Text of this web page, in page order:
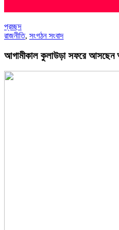
প্রচ্ছদ
রাজনীতি, সংগঠন সংবাদ
আগামীকাল কুলাউড়া সফরে আসছেন